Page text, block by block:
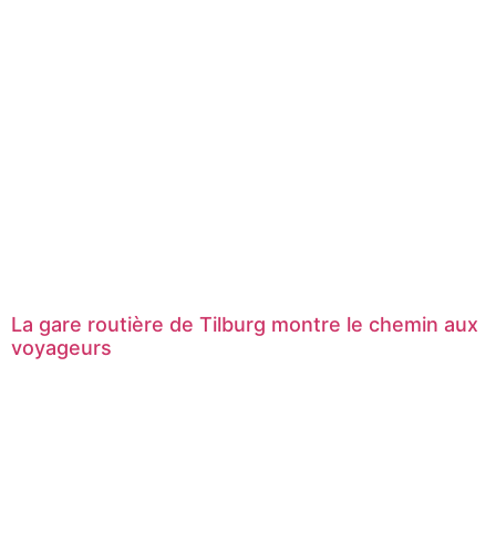
La gare routière de Tilburg montre le chemin aux
voyageurs